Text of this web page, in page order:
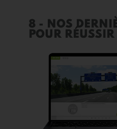
8 - NOS
POUR RÉUSSIR